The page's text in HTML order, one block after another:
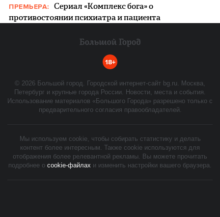
ПРЕМЬЕРА:
Сериал «Комплекс бога» о
противостоянии психиатра и пациента
18+
© 2026 Большой город. Городской интернет-сайт bg.ru. Москва,
Петербург и крупные города России. Новости, места и события.
Использование материалов «Большого Города» разрешено только с
предварительного согласия правообладателей.
Мы используем cookie, чтобы собирать статистику и делать
контент более интересным. Также cookie используются для
отображения более релевантной рекламы. Вы можете прочитать
подробнее о cookie-файлах и изменить настройки вашего браузера.